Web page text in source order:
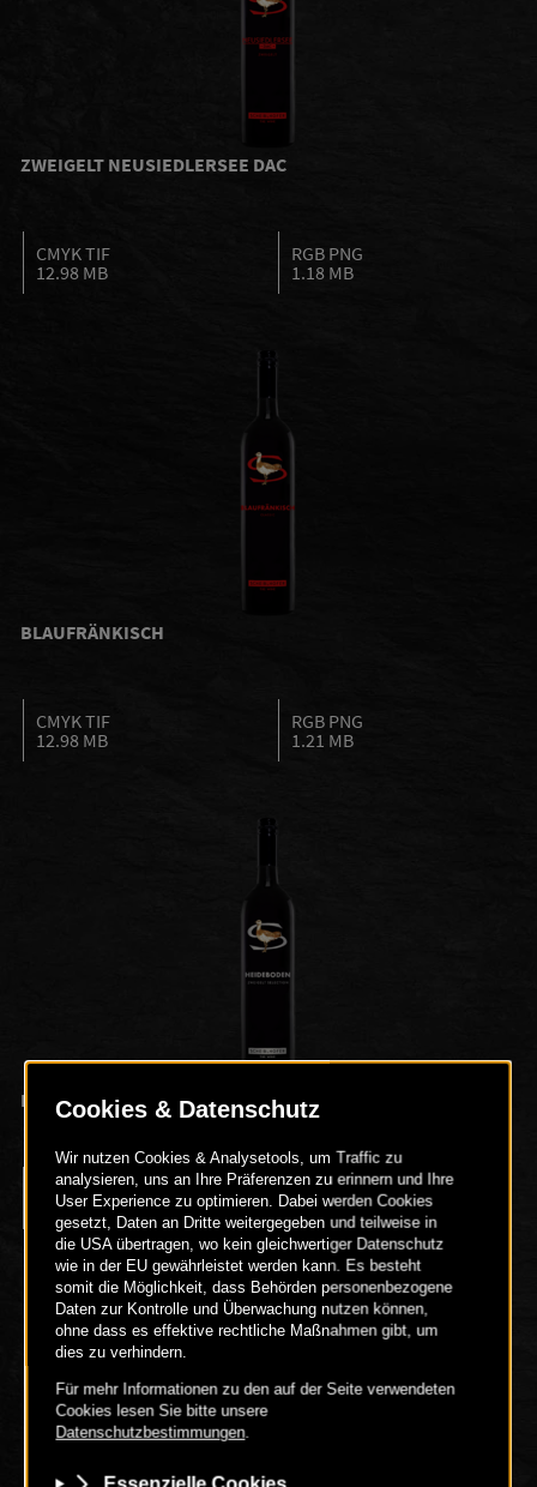
ZWEIGELT NEUSIEDLERSEE DAC
CMYK TIF
12.98 MB
RGB PNG
1.18 MB
BLAUFRÄNKISCH
CMYK TIF
12.98 MB
RGB PNG
1.21 MB
HEIDEBODEN ZWEIGELT
CMYK TIF
12.98 MB
RGB PNG
1.29 MB